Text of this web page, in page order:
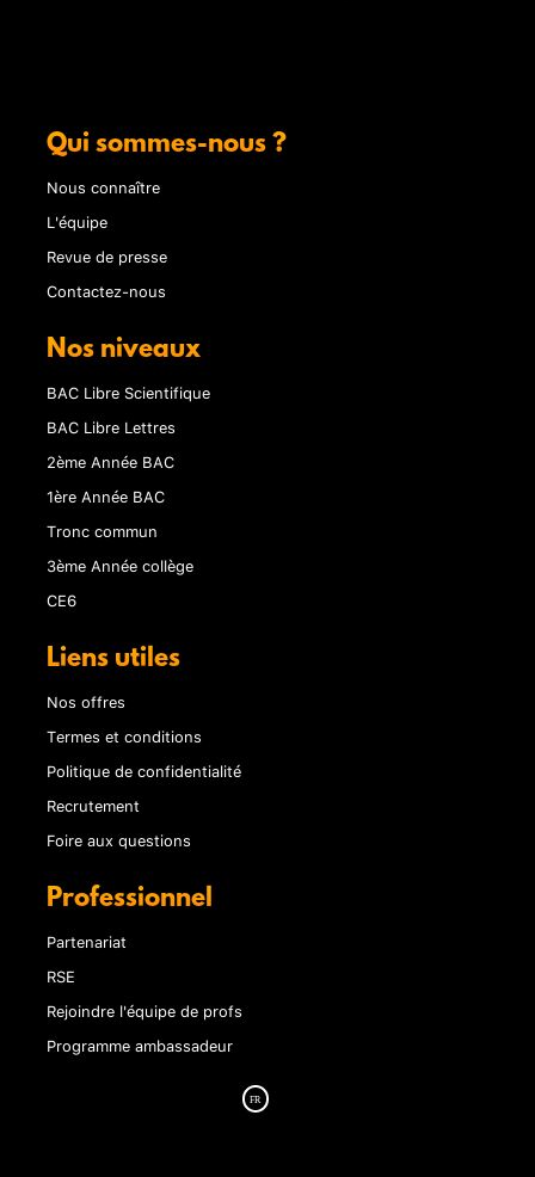
Qui sommes-nous ?
Nous connaître
L'équipe
Revue de presse
Contactez-nous
Nos niveaux
BAC Libre Scientifique
BAC Libre Lettres
2ème Année BAC
1ère Année BAC
Tronc commun
3ème Année collège
CE6
Liens utiles
Nos offres
Termes et conditions
Politique de confidentialité
Recrutement
Foire aux questions
Professionnel
Partenariat
RSE
Rejoindre l'équipe de profs
Programme ambassadeur